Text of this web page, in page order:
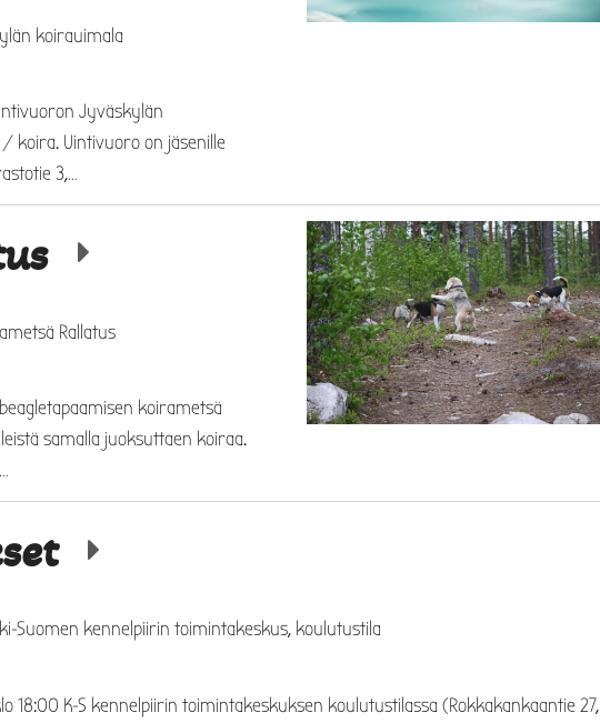
koirauimala
Jyväskylän
koira. Uintivuoro on jäsenille
3,…
Rallatus
koirametsä
samalla juoksuttaen koiraa.
Suomen kennelpiirin toimintakeskus, koulutustila
18:00 K-S kennelpiirin toimintakeskuksen koulutustilassa (Rokkakankaantie 27,